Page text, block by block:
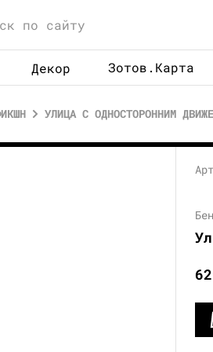
Декор Зотов.Карта
УЛИЦА С ОДНОСТОРОННИМ